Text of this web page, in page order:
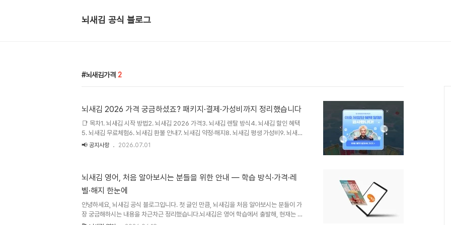
뇌새김 공식 블로그
뇌새김가격 2
뇌새김 2026 가격 궁금하셨죠? 패키지·결제·가성비까지 정리했습니다
📑 목차1. 뇌새김 시작 방법2. 뇌새김 2026 가격3. 뇌새김 렌탈 방식4. 뇌새김 할인 혜택
5. 뇌새김 무료체험6. 뇌새김 환불 안내7. 뇌새김 약정·해지8. 뇌새김 평생 가성비9. 뇌새김
알뜰하게 이용하는 팁10. 자주 묻는 질문 (FAQ)안녕하세요, 뇌새김입니다. 뇌새김은 좌우
뇌새김 시작 방법뇌새김은 공식 홈페이지와 이벤트 페이지, 두 경로로 시작할 수 있습니다.
공식 홈페이지 신청: 상담 신청을 남기면 전문 학습코디가 통화로 목표·..
📢 공지사항 2026.07.01
뇌새김 영어, 처음 알아보시는 분들을 위한 안내 — 학습 방식·가격·레
벨·해지 한눈에
안녕하세요, 뇌새김 공식 블로그입니다. 첫 글인 만큼, 뇌새김을 처음 알아보시는 분들이 가
장 궁금해하시는 내용을 차근차근 정리했습니다.뇌새김은 영어 학습에서 출발해, 현재는 일